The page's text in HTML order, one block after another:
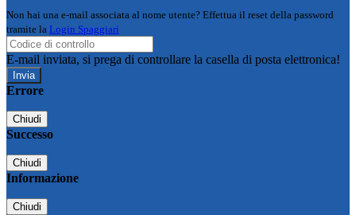
Non hai una e-mail associata al nome utente? Effettua il reset della password
tramite la Login Spaggiari
E-mail inviata, si prega di controllare la casella di posta elettronica!
Errore
Chiudi
Successo
Chiudi
Informazione
Chiudi